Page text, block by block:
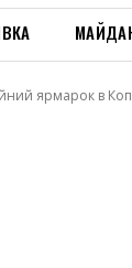
ярмарок в